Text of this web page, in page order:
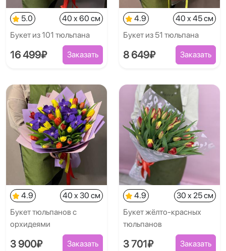
5.0
40 x 60 см
Букет из 101 тюльпана
16 499₽ Заказать
4.9
40 x 45 см
Букет из 51 тюльпана
8 649₽ Заказать
4.9
40 x 30 см
Букет тюльпанов с
орхидеями
3 900₽ Заказать
4.9
30 x 25 см
Букет жёлто-красных
тюльпанов
3 701₽ Заказать